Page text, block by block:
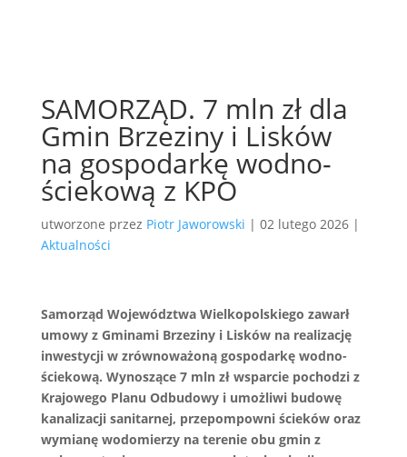
SAMORZĄD. 7 mln zł dla
Gmin Brzeziny i Lisków
na gospodarkę wodno-
ściekową z KPO
utworzone przez Piotr Jaworowski | 02 lutego 2026|
Aktualności
Samorząd Województwa Wielkopolskiego zawarł
umowy z Gminami Brzeziny i Lisków na realizację
inwestycji w zrównoważoną gospodarkę wodno-
ściekową. Wynoszące 7 mln zł wsparcie pochodzi z
Krajowego Planu Odbudowy i umożliwi budowę
kanalizacji sanitarnej, przepompowni ścieków oraz
wymianę wodomierzy na terenie obu gmin z